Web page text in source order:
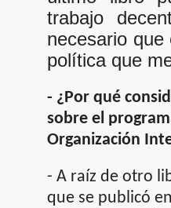
trabajo
necesario
política que
- ¿Por qué
sobre el
Organización
- A raíz de otro
que se publicó